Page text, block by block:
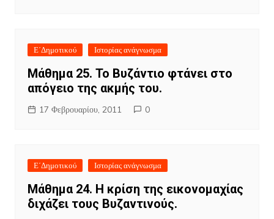
Ε΄Δημοτικού Ιστορίας ανάγνωσμα
Μάθημα 25. Το Βυζάντιο φτάνει στο
απόγειο της ακμής του.
17 Φεβρουαρίου, 2011 0
Ε΄Δημοτικού Ιστορίας ανάγνωσμα
Μάθημα 24. Η κρίση της εικονομαχίας
διχάζει τους Βυζαντινούς.